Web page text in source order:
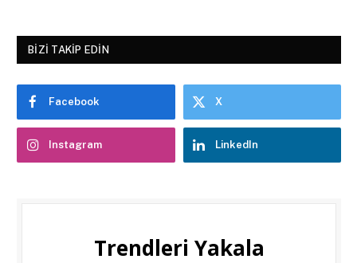
BIZI TAKIP EDIN
Facebook X
Instagram LinkedIn
Trendleri Yakala